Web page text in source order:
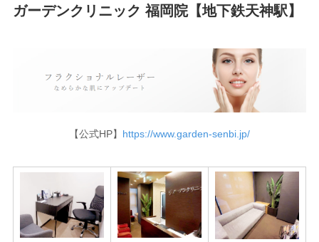
ガーデンクリニック 福岡院【地下鉄天神駅】
【公式HP】 https://www.garden-senbi.jp/